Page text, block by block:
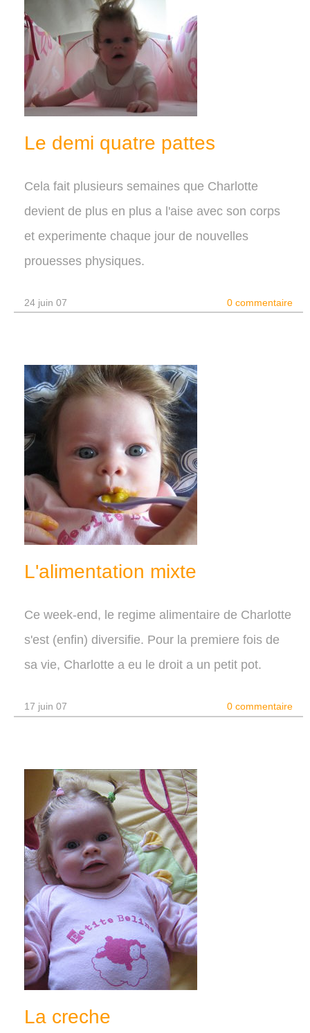
Le demi quatre pattes
Cela fait plusieurs semaines que Charlotte
devient de plus en plus a l'aise avec son corps
et experimente chaque jour de nouvelles
prouesses physiques.
24 juin 07 0 commentaire
L'alimentation mixte
Ce week-end, le regime alimentaire de Charlotte
s'est (enfin) diversifie. Pour la premiere fois de
sa vie, Charlotte a eu le droit a un petit pot.
17 juin 07 0 commentaire
La creche